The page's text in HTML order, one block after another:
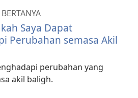
Saya Dapat
Perubahan semasa Akil
perubahan yang
akil baligh.